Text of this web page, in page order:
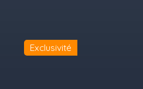
Exclusivité